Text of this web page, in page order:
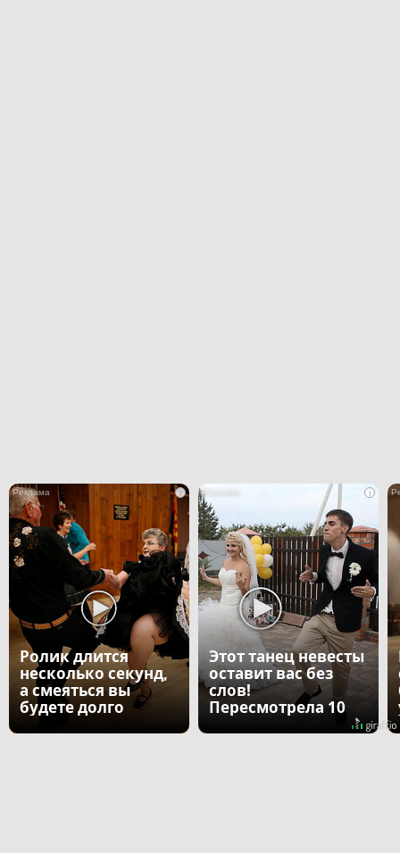
i
Ролик длится
несколько секунд,
а смеяться вы
будете долго
i
Этот танец невесты
оставит вас без
слов!
Пересмотрела 10